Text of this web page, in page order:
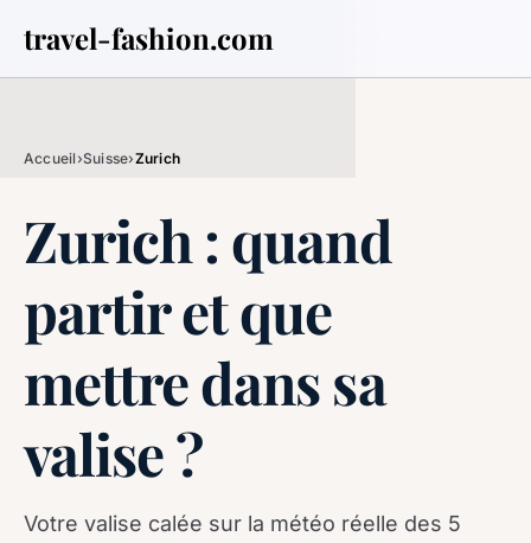
travel-fashion.com
Accueil›Suisse›Zurich
Zurich : quand
partir et que
mettre dans sa
valise ?
Votre valise calée sur la météo réelle des 5